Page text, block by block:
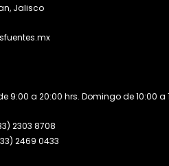
Jalisco
9:00 a 20:00 hrs. Domingo de 10:00 a
2303 8708
2469 0433